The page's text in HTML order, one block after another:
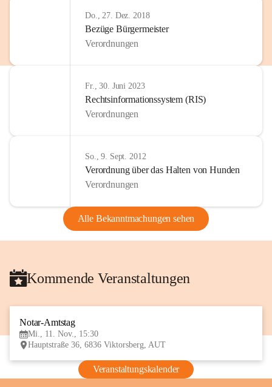
Do., 27. Dez. 2018
Bezüge Bürgermeister
Verordnungen
Fr., 30. Juni 2023
Rechtsinformationssystem (RIS)
Verordnungen
So., 9. Sept. 2012
Verordnung über das Halten von Hunden
Verordnungen
Alle Bekanntmachungen sehen
Kommende Veranstaltungen
Notar-Amtstag
Mi., 11. Nov., 15:30
Hauptstraße 36, 6836 Viktorsberg, AUT
Veranstaltungskalender